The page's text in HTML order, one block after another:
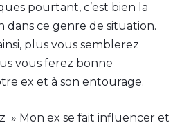
pourtant, c’est bien la
dans ce genre de situation.
plus vous semblerez
vous ferez bonne
ex et à son entourage.
» Mon ex se fait influencer et